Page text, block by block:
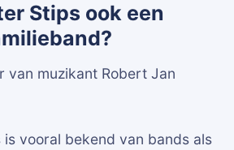
Stips ook een
van muzikant Robert Jan
is vooral bekend van bands als